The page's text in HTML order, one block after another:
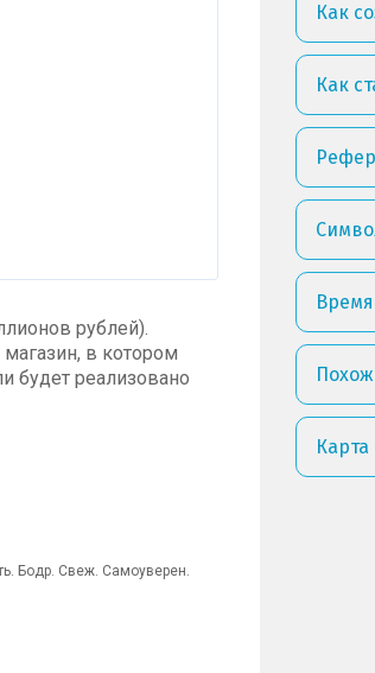
рублей).
в котором
будет реализовано
Бодр. Свеж. Самоуверен.
Как
Как
Карта